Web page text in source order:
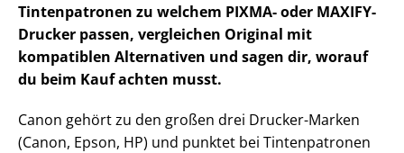
Tintenpatronen zu welchem PIXMA- oder MAXIFY-
Drucker passen, vergleichen Original mit
kompatiblen Alternativen und sagen dir, worauf
du beim Kauf achten musst.
Canon gehört zu den großen drei Drucker-Marken
(Canon, Epson, HP) und punktet bei Tintenpatronen